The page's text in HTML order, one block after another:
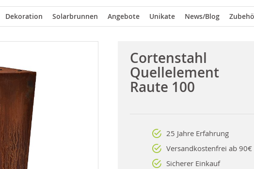
Dekoration Solarbrunnen Angebote Unikate News/Blog
Cortenstahl
Quellelement
Raute 100
25 Jahre Erfahrung
Versandkostenfrei ab
Sicherer Einkauf